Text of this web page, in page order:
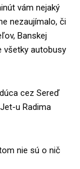
vám nejaký
nezaujímalo, či
Banskej
všetky autobusy
cez Sereď
u Radima
nie sú o nič